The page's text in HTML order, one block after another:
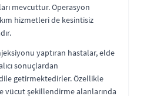
mevcuttur. Operasyon
hizmetleri de kesintisiz
yaptıran hastalar, elde
sonuçlardan
getirmektedirler. Özellikle
vücut şekillendirme alanlarında